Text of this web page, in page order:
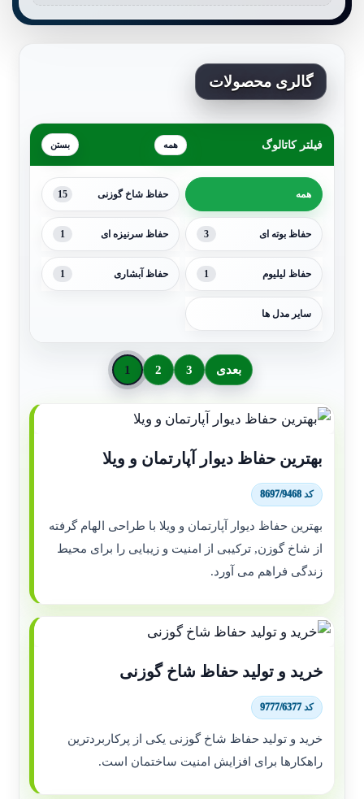
گالری محصولات
فیلتر کاتالوگ همه
همه حفاظ شاخ گوزنی 15
حفاظ بوته ای 3 حفاظ سرنیزه ای 1
حفاظ لیلیوم 1 حفاظ آبشاری 1
سایر مدل ها
1 2 3 بعدی
بهترین حفاظ دیوار آپارتمان و ویلا
کد 8697/9468
بهترین حفاظ دیوار آپارتمان و ویلا با طراحی الهام گرفته
از شاخ گوزن, ترکیبی از امنیت و زیبایی را برای محیط
زندگی فراهم می آورد.
خرید و تولید حفاظ شاخ گوزنی
کد 9777/6377
خرید و تولید حفاظ شاخ گوزنی یکی از پرکاربردترین
راهکارها برای افزایش امنیت ساختمان است.